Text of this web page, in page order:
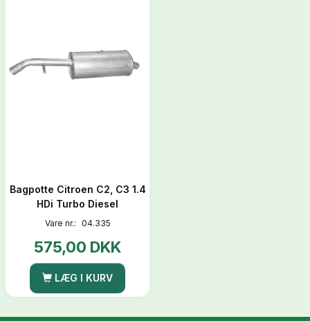
Bagpotte Citroen C2, C3 1.4
HDi Turbo Diesel
Vare nr.: 04.335
575,00 DKK
LÆG I KURV